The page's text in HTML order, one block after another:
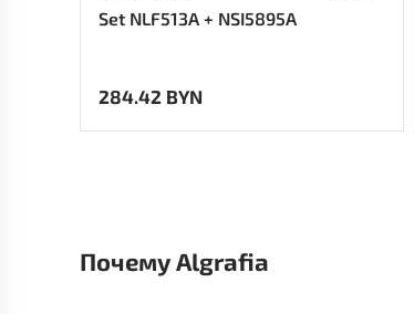
Set NLF513A + NSI5895A
284.42 BYN
Почему Algrafia